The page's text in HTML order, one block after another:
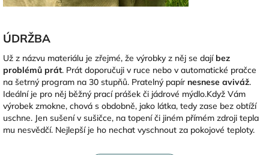
ÚDRŽBA
Už z názvu materiálu je zřejmé, že výrobky z něj se dají bez
problémů prát. Prát doporučuji v ruce nebo v automatické pračce
na šetrný program na 30 stupňů. Pratelný papír nesnese aviváž.
Ideální je pro něj běžný prací prášek či jádrové mýdlo.Když Vám
výrobek zmokne, chová s obdobně, jako látka, tedy zase bez obtíží
uschne. Jen sušení v sušičce, na topení či jiném přímém zdroji tepla
mu nesvědčí. Nejlepší je ho nechat vyschnout za pokojové teploty.